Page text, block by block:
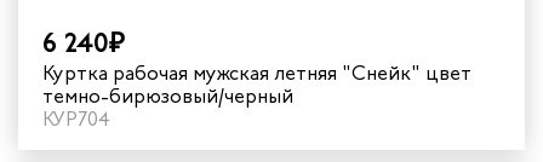
6 240₽
Куртка рабочая мужская летняя "Снейк" цвет
темно-бирюзовый/черный
КУР704